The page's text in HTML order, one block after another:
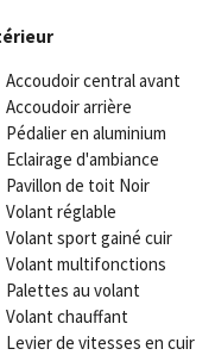
Accoudoir central avant
Accoudoir arrière
Pédalier en aluminium
Eclairage d'ambiance
Pavillon de toit Noir
Volant réglable
Volant sport gainé cuir
Volant multifonctions
Palettes au volant
Volant chauffant
Levier de vitesses en cuir